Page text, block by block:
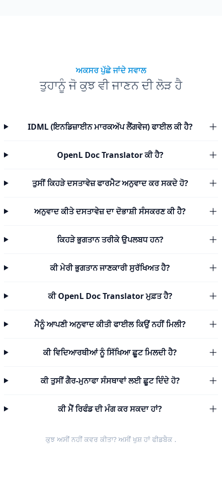
ਅਕਸਰ ਪੁੱਛੇ ਜਾਂਦੇ ਸਵਾਲ
ਤੁਹਾਨੂੰ ਜੋ ਕੁਝ ਵੀ ਜਾਣਨ ਦੀ ਲੋੜ ਹੈ
IDML (ਇਨਡਿਜ਼ਾਈਨ ਮਾਰਕਅੱਪ ਲੈਂਗਵੇਜ) ਫਾਈਲ ਕੀ ਹੈ?
OpenL Doc Translator ਕੀ ਹੈ?
ਤੁਸੀਂ ਕਿਹੜੇ ਦਸਤਾਵੇਜ਼ ਫਾਰਮੈਟ ਅਨੁਵਾਦ ਕਰ ਸਕਦੇ ਹੋ?
ਅਨੁਵਾਦ ਕੀਤੇ ਦਸਤਾਵੇਜ਼ ਦਾ ਦੋਭਾਸ਼ੀ ਸੰਸਕਰਣ ਕੀ ਹੈ?
ਕਿਹੜੇ ਭੁਗਤਾਨ ਤਰੀਕੇ ਉਪਲਬਧ ਹਨ?
ਕੀ ਮੇਰੀ ਭੁਗਤਾਨ ਜਾਣਕਾਰੀ ਸੁਰੱਖਿਅਤ ਹੈ?
ਕੀ OpenL Doc Translator ਮੁਫ਼ਤ ਹੈ?
ਮੈਨੂੰ ਆਪਣੀ ਅਨੁਵਾਦ ਕੀਤੀ ਫਾਈਲ ਕਿਉਂ ਨਹੀਂ ਮਿਲੀ?
ਕੀ ਵਿਦਿਆਰਥੀਆਂ ਨੂੰ ਸਿੱਖਿਆ ਛੂਟ ਮਿਲਦੀ ਹੈ?
ਕੀ ਤੁਸੀਂ ਗੈਰ-ਮੁਨਾਫਾ ਸੰਸਥਾਵਾਂ ਲਈ ਛੂਟ ਦਿੰਦੇ ਹੋ?
ਕੀ ਮੈਂ ਰਿਫੰਡ ਦੀ ਮੰਗ ਕਰ ਸਕਦਾ ਹਾਂ?
ਕੁਝ ਅਸੀਂ ਨਹੀਂ ਕਵਰ ਕੀਤਾ? ਅਸੀਂ ਖੁਸ਼ ਹਾਂਫੀਡਬੈਕ .